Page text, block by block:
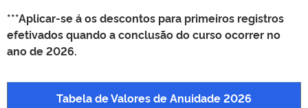
***Aplicar-se á os descontos para primeiros registros
efetivados quando a conclusão do curso ocorrer no
ano de 2026.
Tabela de Valores de Anuidade 2026